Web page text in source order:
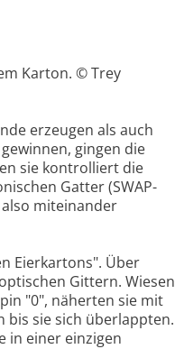
Karton. © Trey
erzeugen als auch
gingen die
sie kontrolliert die
Gatter (SWAP-
miteinander
Eierkartons". Über
Gittern. Wiesen
"0", näherten sie mit
bis sie sich überlappten.
in einer einzigen